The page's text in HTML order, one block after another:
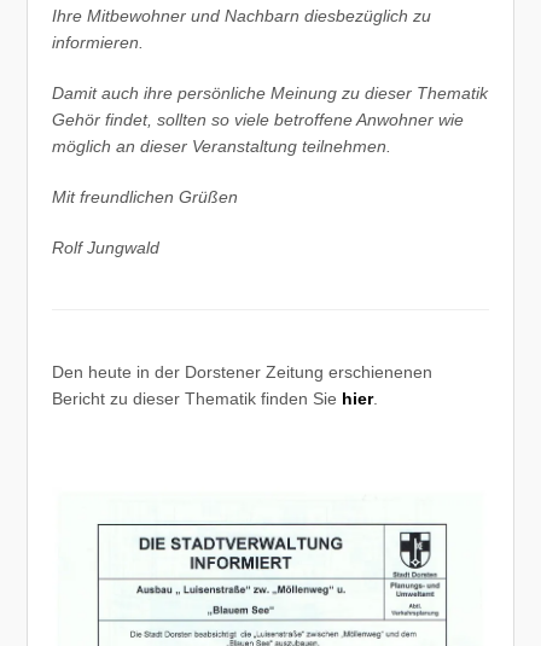
Ihre Mitbewohner und Nachbarn diesbezüglich zu
informieren.
Damit auch ihre persönliche Meinung zu dieser Thematik
Gehör findet, sollten so viele betroffene Anwohner wie
möglich an dieser Veranstaltung teilnehmen.
Mit freundlichen Grüßen
Rolf Jungwald
Den heute in der Dorstener Zeitung erschienenen
Bericht zu dieser Thematik finden Sie hier.